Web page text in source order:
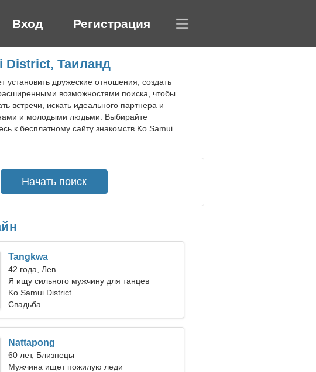
Вход Регистрация
District, Таиланд
дружеские отношения, создать
возможностями поиска, чтобы
встречи, искать идеального партнера и
и молодыми людьми. Выбирайте
к бесплатному сайту знакомств Ko Samui
Tangkwa
42 года, Лев
Я ищу сильного мужчину для танцев
Ko Samui District
Свадьба
Nattapong
60 лет, Близнецы
Мужчина ищет пожилую леди